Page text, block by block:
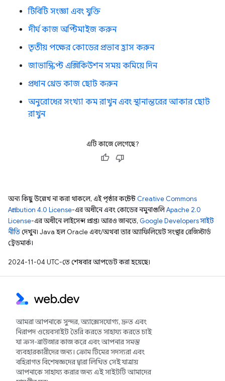
টিবিটি সংজ্ঞা এবং যুক্তি
দীর্ঘ কাজ অপ্টিমাইজ করুন
তৃতীয় পক্ষের কোডের প্রভাব হ্রাস করুন
জাভাস্ক্রিপ্ট এক্সিকিউশন সময় কমিয়ে দিন
প্রধান থ্রেড কাজ ছোট করুন
অনুরোধের সংখ্যা কম রাখুন এবং স্থানান্তরের আকার ছোট
রাখুন
এটি কাজে লেগেছে?
অন্য কিছু উল্লেখ না করা থাকলে, এই পৃষ্ঠার কন্টেন্ট Creative Commons
Attribution 4.0 License-এর অধীনে এবং কোডের নমুনাগুলিApache 2.0
License-এর অধীনে লাইসেন্স প্রাপ্ত। আরও জানতে, Google Developers সাইট
নীতিদেখুন। Java হল Oracle এবং/অথবা তার অ্যাফিলিয়েট সংস্থার রেজিস্টার্ড
ট্রেডমার্ক।
2024-11-04 UTC-তে শেষবার আপডেট করা হয়েছে।
আমরা আপনাকে সুন্দর, অ্যাক্সেসযোগ্য, দ্রুত এবং
নিরাপদ ওয়েবসাইট তৈরি করতে সাহায্য করতে চাই
যা ক্রস-ব্রাউজার কাজ করে এবং আপনার সমস্ত
ব্যবহারকারীদের জন্য। ক্রোম টিমের সদস্যরা এবং
বহিরাগত বিশেষজ্ঞদের দ্বারা লিখিত সেই যাত্রায়
আপনাকে সাহায্য করার জন্য এই সাইটটি আমাদের